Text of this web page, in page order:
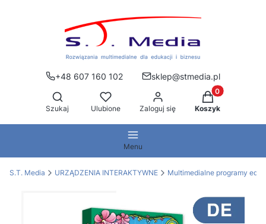
+48 607 160 102
sklep@stmedia.pl
Otwórz wyszukiwarkę
Szukaj Ulubione Zaloguj się
Produkty w
Koszyk
Menu
S.T. Media URZĄDZENIA INTERAKTYWNE Multimedialne programy